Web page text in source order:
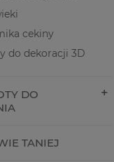
cekiny
do dekoracji 3D
DO
TANIEJ